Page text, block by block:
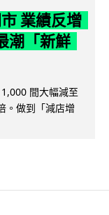
業績反增
潮「新鮮
間大幅減至
。做到「減店增